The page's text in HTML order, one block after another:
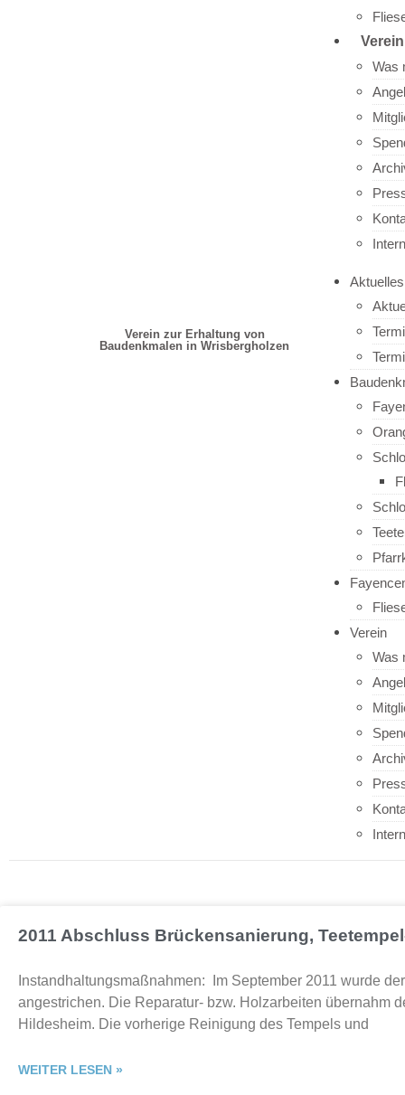
Verein zur Erhaltung von
Baudenkmalen in Wrisbergholzen
Verein
Was
Intern
Aktuelles
Verein
Was
Intern
2011 Abschluss Brückensanierung,
Instandhaltungsmaßnahmen: Im September 2011 wurde
angestrichen. Die Reparatur- bzw. Holzarbeiten übernahm
Hildesheim. Die vorherige Reinigung des Tempels und
WEITER LESEN »